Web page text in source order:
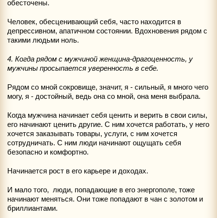
обесточены.
Человек, обесценивающий себя, часто находится в
депрессивном, апатичном состоянии. Вдохновения рядом с
такими людьми ноль.
4. Когда рядом с мужчиной женщина-драгоценность, у
мужчины просыпается уверенность в себе.
Рядом со мной сокровище, значит, я - сильный, я много чего
могу, я - достойный, ведь она со мной, она меня выбрала.
Когда мужчина начинает себя ценить и верить в свои силы,
его начинают ценить другие. С ним хочется работать, у него
хочется заказывать товары, услуги, с ним хочется
сотрудничать. С ним люди начинают ощущать себя
безопасно и комфортно.
Начинается рост в его карьере и доходах.
И мало того, люди, попадающие в его энергополе, тоже
начинают меняться. Они тоже попадают в чан с золотом и
бриллиантами.